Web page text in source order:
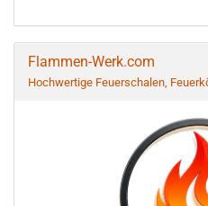
Flammen-Werk.com
Hochwertige Feuerschalen,